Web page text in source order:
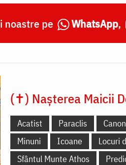
noastre pe WhatsApp,
(✝) Nașterea Maicii
Acatist Paraclis Canon
Minuni
Icoane
Locuri
Sfântul Munte Athos